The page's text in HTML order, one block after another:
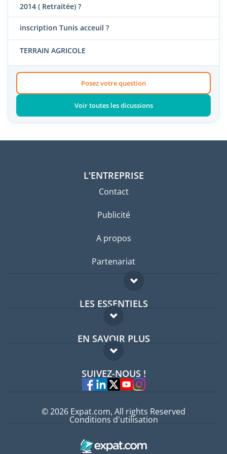
2014 ( Retraitée) ?
inscription Tunis acceuil ?
TERRAIN AGRICOLE
Posez votre question
Voir toutes les dicussions
L'ENTREPRISE
Contact
Publicité
A propos
Partenariat
LES ESSENTIELS
Forum expatriés
Guides pays
EN SAVOIR PLUS
FAQ
Experts
SUIVEZ-NOUS !
© 2026 Expat.com, All rights Reserved
Conditions d'utilisation